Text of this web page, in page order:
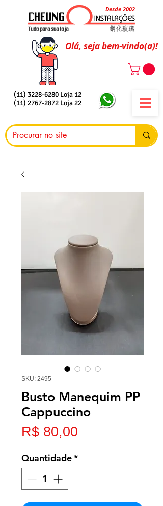
Desde 2002
Olá, seja bem-vindo(a)!
(11) 3228-6280 Loja 12
(11) 2767-2872 Loja 22
SKU: 2495
Busto Manequim PP
Cappuccino
R$ 80,00
Quantidade*